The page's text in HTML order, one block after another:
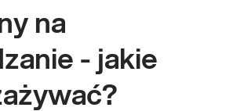
na
- jakie